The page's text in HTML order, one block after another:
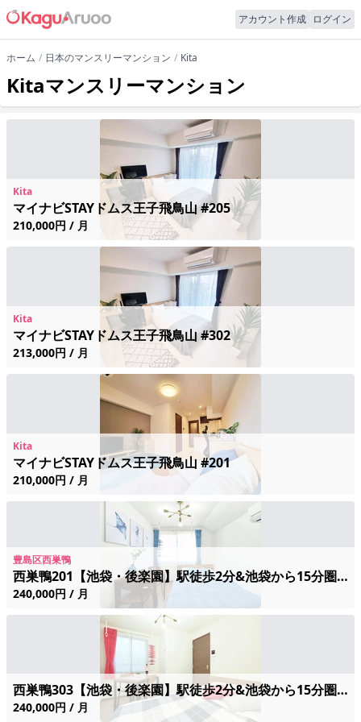
アカウント作成 ログイン
ホーム 日本のマンスリーマンション Kita
Kitaマンスリーマンション
Kita
マイナビSTAYドムス王子飛鳥山 #205
210,000円 / 月
Kita
マイナビSTAYドムス王子飛鳥山 #302
213,000円 / 月
Kita
マイナビSTAYドムス王子飛鳥山 #201
210,000円 / 月
豊島区西巣鴨
西巣鴨201【池袋・後楽園】駅徒歩2分&池袋から15分圏内の好立地！後楽園へも乗り換えなし🎵
240,000円 / 月
西巣鴨303【池袋・後楽園】駅徒歩2分&池袋から15分圏内の好立地！後楽園へも乗り換えなし🎵
240,000円 / 月